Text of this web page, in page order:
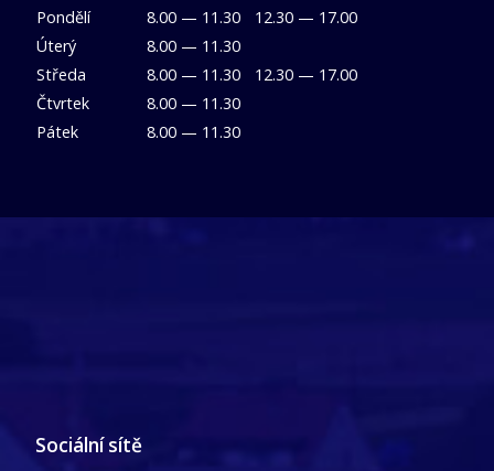
Pondělí
8.00 — 11.30
12.30 — 17.00
Úterý
8.00 — 11.30
Středa
8.00 — 11.30
12.30 — 17.00
Čtvrtek
8.00 — 11.30
Pátek
8.00 — 11.30
Sociální sítě